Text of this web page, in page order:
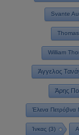
Svante
William
Άγγελος
Άρης
Έλενα Πετρόβνα
Ίνκας (3)